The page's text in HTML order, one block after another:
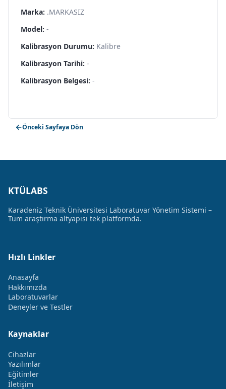
Marka: .MARKASIZ
Model: -
Kalibrasyon Durumu: Kalibre
Kalibrasyon Tarihi: -
Kalibrasyon Belgesi: -
Önceki Sayfaya Dön
KTÜLABS
Karadeniz Teknik Üniversitesi Laboratuvar Yönetim Sistemi –
Tüm araştırma altyapısı tek platformda.
Hızlı Linkler
Anasayfa
Hakkımızda
Laboratuvarlar
Deneyler ve Testler
Kaynaklar
Cihazlar
Yazılımlar
Eğitimler
İletişim